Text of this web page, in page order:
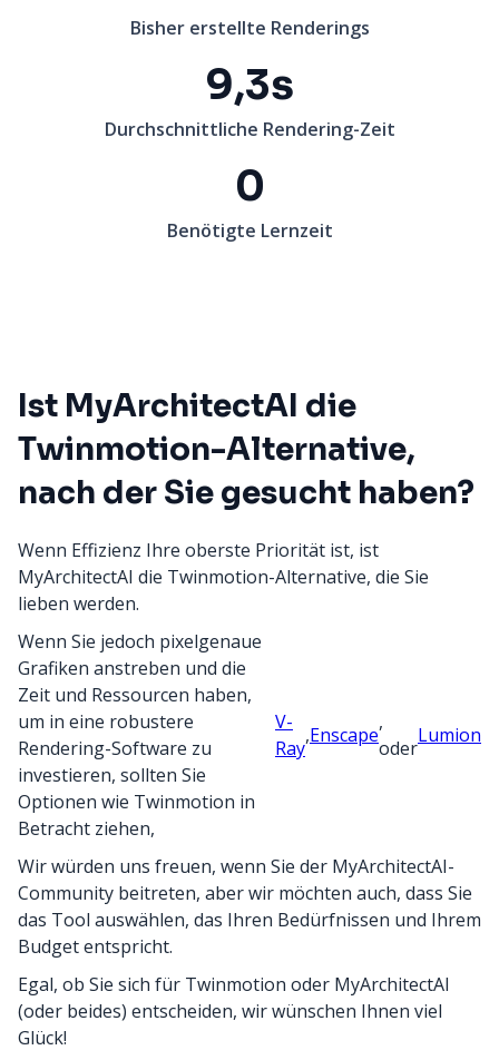
Bisher erstellte Renderings
9,3s
Durchschnittliche Rendering-Zeit
0
Benötigte Lernzeit
Ist MyArchitectAI die
Twinmotion-Alternative,
nach der Sie gesucht haben?
Wenn Effizienz Ihre oberste Priorität ist, ist
MyArchitectAI die Twinmotion-Alternative, die Sie
lieben werden.
Wenn Sie jedoch pixelgenaue
Grafiken anstreben und die
Zeit und Ressourcen haben,
um in eine robustere
Rendering-Software zu
investieren, sollten Sie
Optionen wie Twinmotion in
Betracht ziehen,
V-
Ray
,Enscape
,
oder
Lumion
Wir würden uns freuen, wenn Sie der MyArchitectAI-
Community beitreten, aber wir möchten auch, dass Sie
das Tool auswählen, das Ihren Bedürfnissen und Ihrem
Budget entspricht.
Egal, ob Sie sich für Twinmotion oder MyArchitectAI
(oder beides) entscheiden, wir wünschen Ihnen viel
Glück!